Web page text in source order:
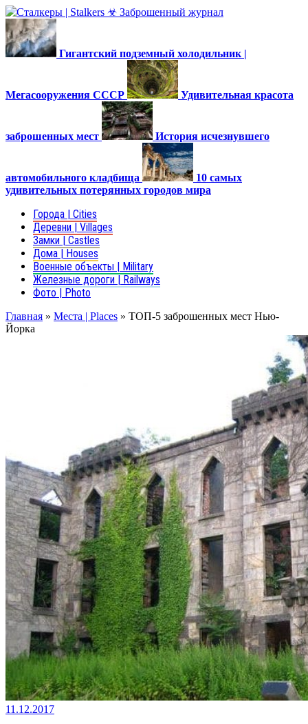
Гигантский подземный холодильник |
Мегасооружения СССР Удивительная красота
заброшенных мест История исчезнувшего
автомобильного кладбища
10 самых
удивительных потерянных городов мира
Города | Cities
Деревни | Villages
Замки | Castles
Дома | Houses
Военные объекты | Military
Железные дороги | Railways
Фото | Photo
Главная » Места | Places » ТОП-5 заброшенных мест Нью-
Йорка
11.12.2017